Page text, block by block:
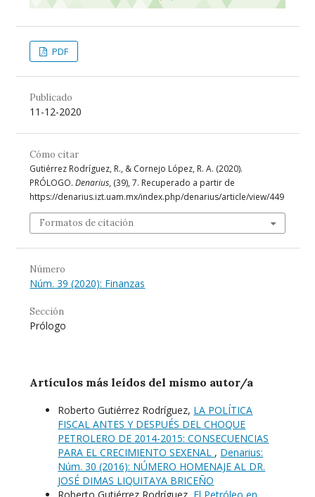
PDF
Publicado
11-12-2020
Cómo citar
Gutiérrez Rodríguez, R., & Cornejo López, R. A. (2020).
PRÓLOGO.Denarius, (39), 7. Recuperado a partir de
https://denarius.izt.uam.mx/index.php/denarius/article/view/449
Formatos de citación
Número
Núm. 39 (2020): Finanzas
Sección
Prólogo
Artículos más leídos del mismo autor/a
Roberto Gutiérrez Rodríguez, LA POLÍTICA
FISCAL ANTES Y DESPUÉS DEL CHOQUE
PETROLERO DE 2014-2015: CONSECUENCIAS
PARA EL CRECIMIENTO SEXENAL , Denarius:
Núm. 30 (2016): NÚMERO HOMENAJE AL DR.
JOSÉ DIMAS LIQUITAYA BRICEÑO